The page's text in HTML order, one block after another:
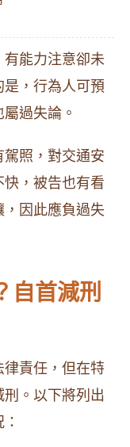
有能力注意卻未
，行為人可預
過失論。
照，對交通安
，被告也有看
因此應負過失
自首減刑
責任，但在特
。以下將列出